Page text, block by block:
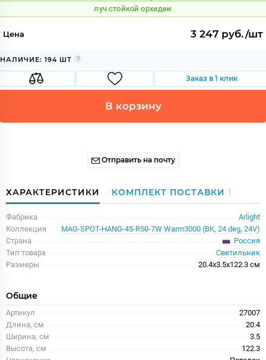
луч стойкой орхидеи
Цена 3 247 руб./шт
НАЛИЧИЕ: 194 ШТ
Заказ в 1 клик
В корзину
Отправить на почту
ХАРАКТЕРИСТИКИ КОМПЛЕКТ ПОСТАВКИ 1
Фабрика
Arlight
Коллекция
MAG-SPOT-HANG-45-R50-7W Warm3000 (BK, 24 deg, 24V)
Страна
Россия
Тип товара
Светильник
Размеры
20.4x3.5x122.3 см
Общие
Артикул
27007
Длина, см
20.4
Ширина, см
3.5
Высота, см
122.3